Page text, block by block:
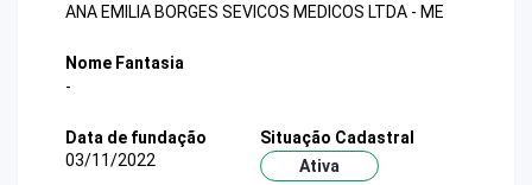
ANA EMILIA BORGES SEVICOS MEDICOS LTDA - ME
Nome Fantasia
-
Data de fundação
03/11/2022
Situação Cadastral
Ativa